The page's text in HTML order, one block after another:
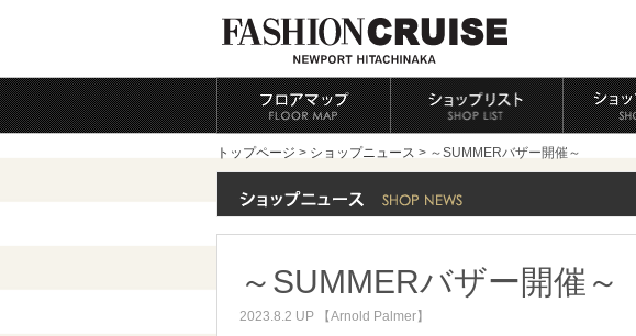
トップページ > ショップニュース > ～SUMMERバザー開催～
～SUMMERバザー開催～
2023.8.2 UP 【Arnold Palmer】